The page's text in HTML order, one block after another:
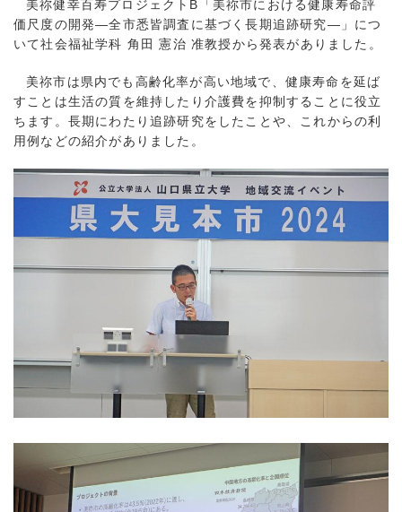
美祢健幸百寿プロジェクトB「美祢市における健康寿命評
価尺度の開発―全市悉皆調査に基づく長期追跡研究―」につ
いて社会福祉学科 角田 憲治 准教授から発表がありました。
美祢市は県内でも高齢化率が高い地域で、健康寿命を延ば
すことは生活の質を維持したり介護費を抑制することに役立
ちます。長期にわたり追跡研究をしたことや、これからの利
用例などの紹介がありました。